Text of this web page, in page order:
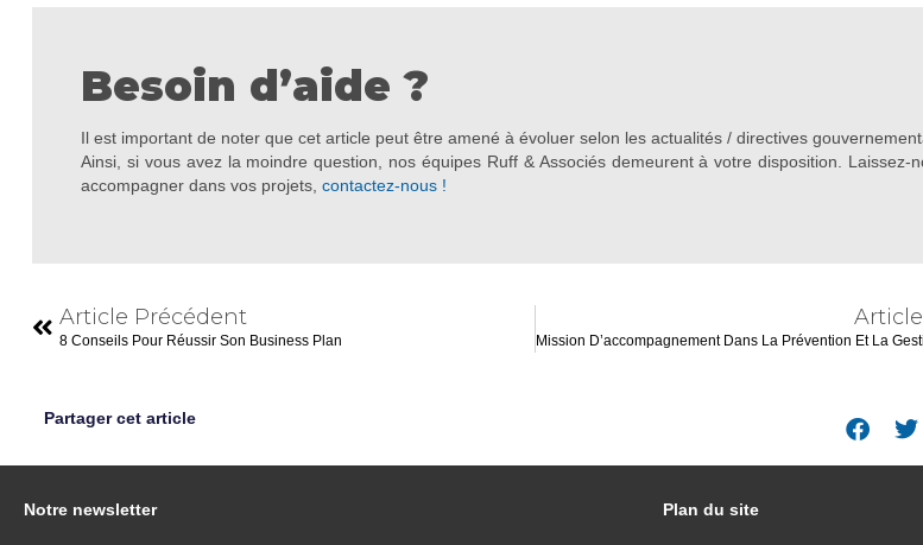
Besoin d’aide ?
Il est important de noter que cet article peut être amené à évoluer selon les actualités / directives
Ainsi, si vous avez la moindre question, nos équipes Ruff & Associés demeurent à votre disposition. Laissez-
accompagner dans vos projets,contactez-nous !
Article Précédent
8 Conseils Pour Réussir Son Business Plan
Partager cet article
Notre newsletter Plan du site